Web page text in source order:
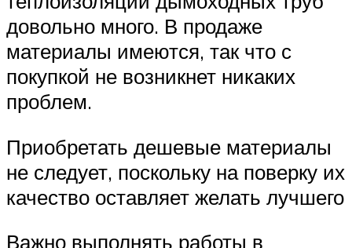
довольно много. В продаже
материалы имеются, так что с
покупкой не возникнет никаких
проблем.
Приобретать дешевые материалы
не следует, поскольку на поверку их
качество оставляет желать лучшего
Важно выполнять работы в